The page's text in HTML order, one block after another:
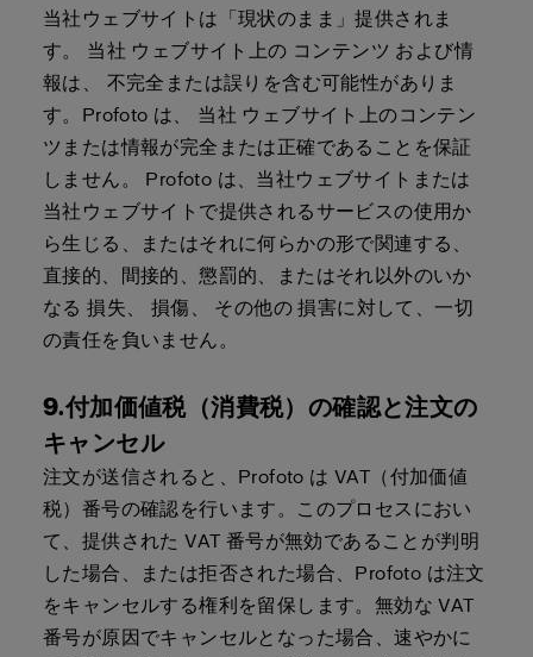
当社ウェブサイトは「現状のまま」提供されま
す。 当社 ウェブサイト上の コンテンツ および情
報は、 不完全または誤りを含む可能性がありま
す。Profoto は、 当社 ウェブサイト上のコンテン
ツまたは情報が完全または正確であることを保証
しません。 Profoto は、当社ウェブサイトまたは
当社ウェブサイトで提供されるサービスの使用か
ら生じる、またはそれに何らかの形で関連する、
直接的、間接的、懲罰的、またはそれ以外のいか
なる 損失、 損傷、 その他の 損害に対して、一切
の責任を負いません。
9.付加価値税（消費税）の確認と注文の
キャンセル
注文が送信されると、Profoto は VAT（付加価値
税）番号の確認を行います。このプロセスにおい
て、提供された VAT 番号が無効であることが判明
した場合、または拒否された場合、Profoto は注文
をキャンセルする権利を留保します。無効な VAT
番号が原因でキャンセルとなった場合、速やかに